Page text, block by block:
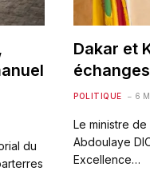
du
Dakar et
POLITIQUE 6
Le ministre de
Abdoulaye
Excellence…